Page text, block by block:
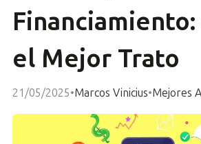
el Mejor Trato
21/05/2025•Marcos Vinicius•Mejores